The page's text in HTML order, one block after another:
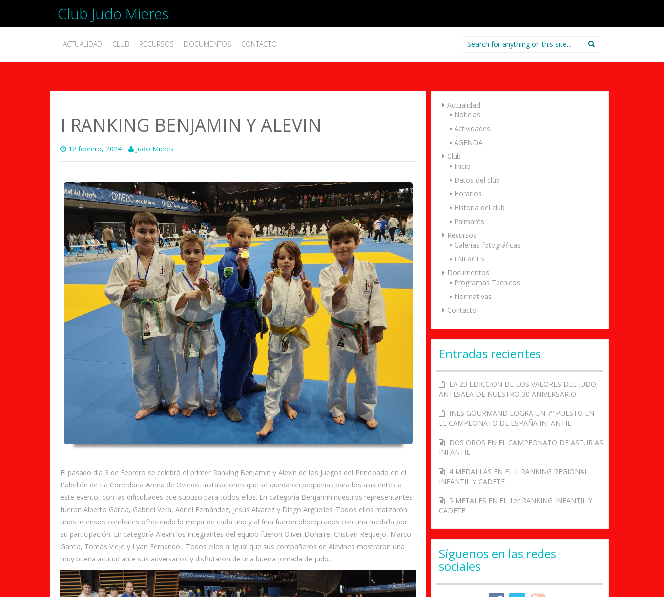
Club Judo Mieres
ACTUALIDAD CLUB RECURSOS DOCUMENTOS CONTACTO
Search
for:
I RANKING BENJAMIN Y ALEVIN
12 febrero, 2024 Judo Mieres
El pasado día 3 de Febrero se celebró el primer Ranking Benjamín y Alevín de los Juegos del Principado en el
Pabellón de La Corredoria Arena de Oviedo, instalaciones que se quedaron pequeñas para los asistentes a
este evento, con las dificultades que supuso para todos ellos. En categoría Benjamín nuestros representantes
fueron Alberto García, Gabriel Vera, Adriel Fernández, Jesús Alvarez y Diego Argüelles. Todos ellos realizaron
unos intensos combates ofreciendo lo mejor de cada uno y al fina fueron obsequiados con una medalla por
su participación. En categoría Alevín los integrantes del equipo fueron Oliver Donaire, Cristian Requejo, Marco
García, Tomás Viejo y Lyan Fernando . Todos ellos al igual que sus compañeros de Alevines mostraron una
muy buena actitud ante sus adversarios y disfrutaron de una buena jornada de judo.
Actualidad
Noticias
Actividades
AGENDA
Club
Inicio
Datos del club
Horarios
Historia del club
Palmarés
Recursos
Galerías fotográficas
ENLACES
Documentos
Programas Técnicos
Normativas
Contacto
Entradas recientes
LA 23 EDICCION DE LOS VALORES DEL JUDO,
ANTESALA DE NUESTRO 30 ANIVERSARIO.
INES GOURMAND LOGRA UN 7º PUESTO EN
EL CAMPEONATO DE ESPAÑA INFANTIL
DOS OROS EN EL CAMPEONATO DE ASTURIAS
INFANTIL
4 MEDALLAS EN EL II RANKING REGIONAL
INFANTIL Y CADETE
5 METALES EN EL 1er RANKING INFANTIL Y
CADETE
Síguenos en las redes
sociales